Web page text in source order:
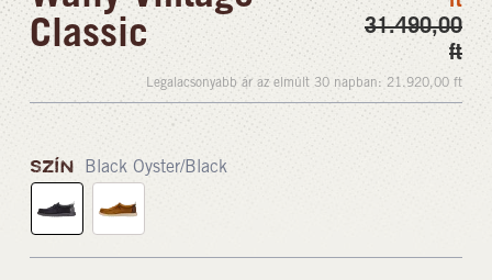
Classic
31.490,00
ft
Legalacsonyabb ár az elmúlt 30 napban:21.920,00 ft
SZÍN Black Oyster/Black